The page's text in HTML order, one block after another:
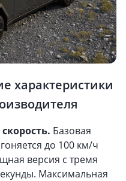
характеристики
Базовая
до 100 км/ч
версия с тремя
Максимальная